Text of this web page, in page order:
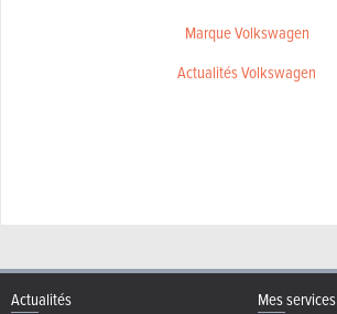
Marque Volkswagen
Actualités Volkswagen
Actualités Mes services